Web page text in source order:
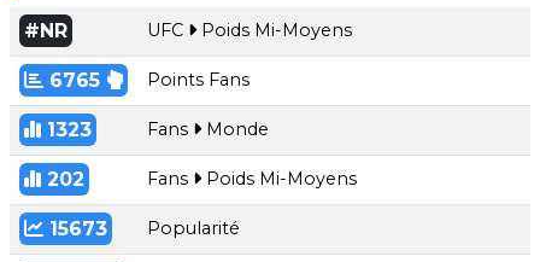
#NR UFC Poids Mi-Moyens
6765 Points Fans
1323 Fans Monde
202 Fans Poids Mi-Moyens
15673 Popularité